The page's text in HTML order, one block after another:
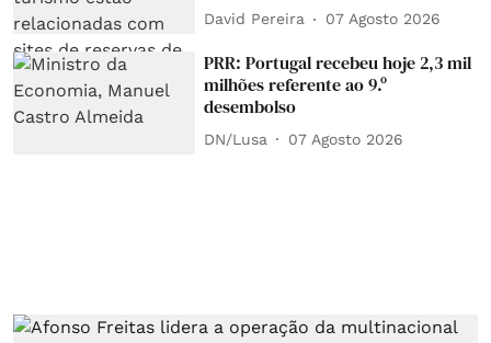
David Pereira 07 Agosto 2026
PRR: Portugal recebeu hoje 2,3 mil
milhões referente ao 9.º
desembolso
DN/Lusa 07 Agosto 2026